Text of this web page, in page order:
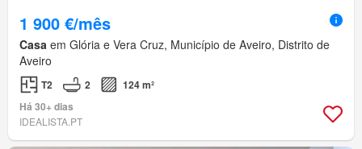
1 900 €/mês
Casa em Glória e Vera Cruz, Município de Aveiro, Distrito de
Aveiro
T2 2
124 m²
Há 30+ dias
IDEALISTA.PT